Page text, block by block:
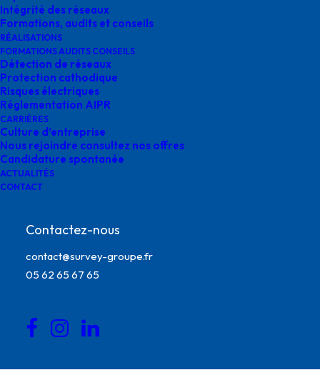
Intégrité des réseaux
Formations, audits et conseils
RÉALISATIONS
FORMATIONS AUDITS CONSEILS
Détection de réseaux
Protection cathodique
Risques électriques
Réglementation AIPR
CARRIÈRES
Culture d’entreprise
Nous rejoindre consultez nos offres
Candidature spontanée
ACTUALITÉS
CONTACT
Contactez-nous
contact@survey-groupe.fr
05 62 65 67 65
état ouvrage
hydrauliques survey
mars 27, 2025 | Byo.bensoussan@gegg.fr
état ouvrage hydrauliques survey